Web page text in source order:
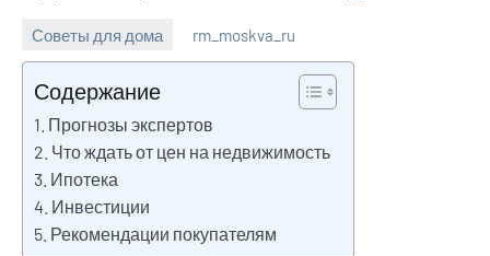
Советы для дома
2024
rm_moskva_ru
Содержание
Прогнозы экспертов
Что ждать от цен на недвижимость
Ипотека
Инвестиции
Рекомендации покупателям